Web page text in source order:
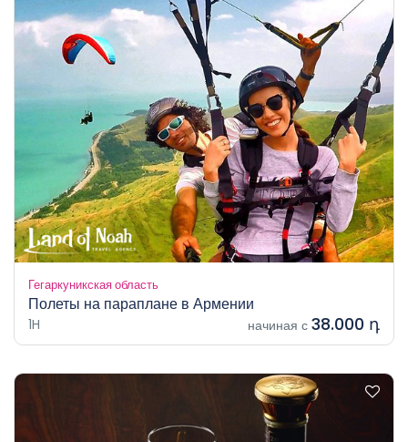
Гегаркуникская область
Полеты на параплане в Армении
1H начиная с 38.000 դ